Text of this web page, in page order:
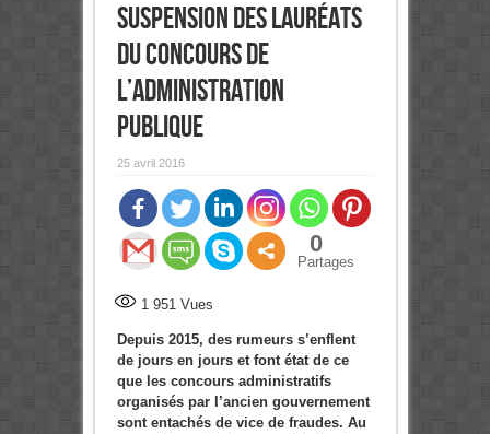
Suspension des lauréats
du concours de
l’administration
publique
25 avril 2016
0
Partages
1 951Vues
Depuis 2015, des rumeurs s’enflent
de jours en jours et font état de ce
que les concours administratifs
organisés par l’ancien gouvernement
sont entachés de vice de fraudes. Au